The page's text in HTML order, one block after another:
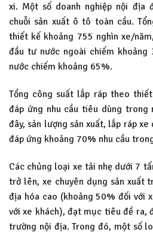
xi. Một số doanh nghiệp nội địa
chuỗi sản xuất ô tô toàn cầu.
thiết kế khoảng 755 nghìn xe/
đầu tư nước ngoài chiếm khoảng
nước chiếm khoảng 65%.
Tổng công suất lắp ráp theo
đáp ứng nhu cầu tiêu dùng trong
đây, sản lượng sản xuất, lắp ráp
đáp ứng khoảng 70% nhu cầu
Các chủng loại xe tải nhẹ dưới 7
trở lên, xe chuyên dụng sản xuất
địa hóa cao (khoảng 50% đối với
với xe khách), đạt mục tiêu đề ra,
trường nội địa. Trong đó, một số